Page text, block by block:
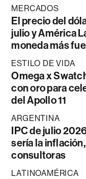
MERCADOS
El precio del
julio y América
moneda más
ESTILO DE VIDA
Omega x
con oro para
del Apollo 11
ARGENTINA
IPC de julio
sería la
consultoras
LATINOAMÉRICA